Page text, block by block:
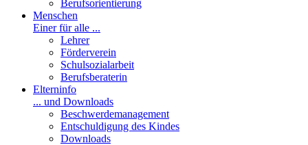
Berufsorientierung
Menschen
Einer für alle ...
Lehrer
Förderverein
Schulsozialarbeit
Berufsberaterin
Elterninfo
... und Downloads
Beschwerdemanagement
Entschuldigung des Kindes
Downloads